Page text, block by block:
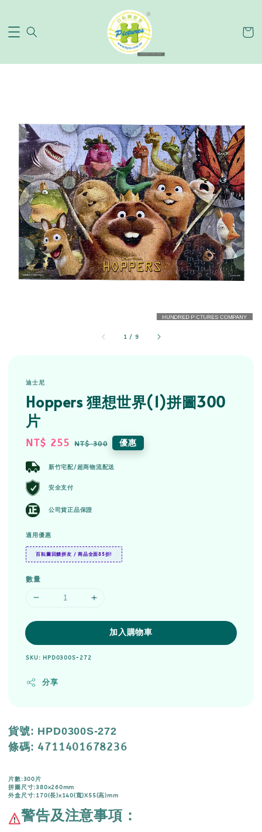
1 / 9
迪士尼
Hoppers 狸想世界(1)拼圖300
片
Sale
NT$ 255 Regular
NT$ 300 優惠
新竹宅配/超商物流配送
安全支付
公司貨正品保證
適用優惠
百耘圖回饋拼友 / 商品全面85折!
數量
加入購物車
SKU: HPD0300S-272
分享
貨號: HPD0300S-272
條碼: 4711401678236
片數:300片
拼圖尺寸:380x260mm
外盒尺寸:170(長)x140(寬)X55(高)mm
警告及注意事項：